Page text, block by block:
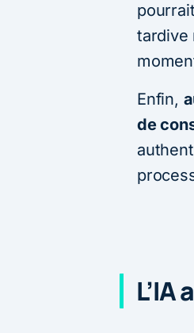
tardive
Enfin,
de